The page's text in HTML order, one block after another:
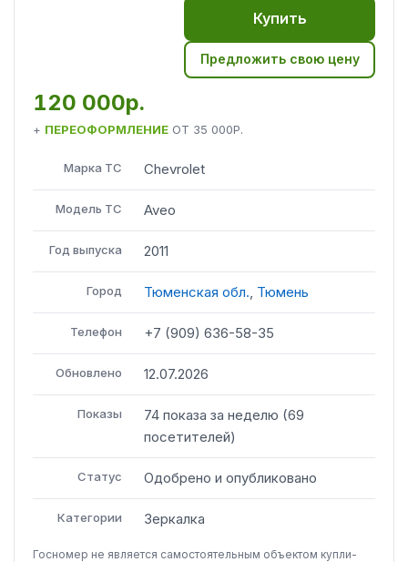
Купить
Предложить свою цену
120 000р.
+ ПЕРЕОФОРМЛЕНИЕ ОТ 35 000Р.
Марка ТС Chevrolet
Модель ТС Aveo
Год выпуска 2011
Город Тюменская обл. Тюмень
Телефон +7 (909) 636-58-35
Обновлено 12.07.2026
Показы 74 показа за неделю (69
посетителей)
Статус Одобрено и опубликовано
Категории Зеркалка
Госномер не является самостоятельным объектом купли-